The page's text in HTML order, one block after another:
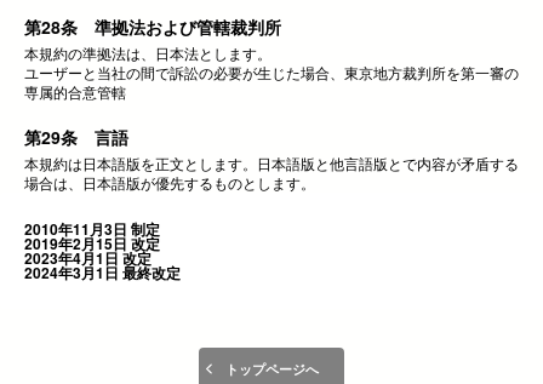
第28条 準拠法および管轄裁判所
本規約の準拠法は、日本法とします。
ユーザーと当社の間で訴訟の必要が生じた場合、東京地方裁判所を第一審の
専属的合意管轄
第29条 言語
本規約は日本語版を正文とします。日本語版と他言語版とで内容が矛盾する
場合は、日本語版が優先するものとします。
2010年11月3日 制定
2019年2月15日 改定
2023年4月1日 改定
2024年3月1日 最終改定
トップページへ